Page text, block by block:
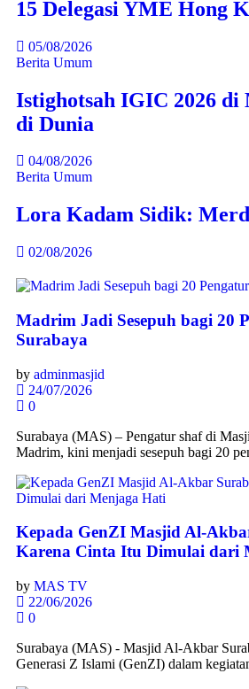
15 Delegasi YME Hong
05/08/2026
Berita Umum
Istighotsah IGIC 2026
di Dunia
04/08/2026
Berita Umum
Lora Kadam Sidik:
02/08/2026
Madrim Jadi Sesepuh bagi 20
Surabaya
by adminmasjid
24/07/2026
0
Surabaya (MAS) – Pengatur shaf di
Madrim, kini menjadi sesepuh bagi 20
Kepada GenZI Masjid Al-
Karena Cinta Itu Dimulai dari
by MAS TV
22/06/2026
0
Surabaya (MAS) - Masjid Al-Akbar
Generasi Z Islami (GenZI) dalam